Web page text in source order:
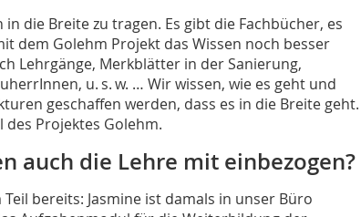
in die Breite zu tragen. Es gibt die Fachbücher, es
dem Golehm Projekt das Wissen noch besser
Lehrgänge, Merkblätter in der Sanierung,
u. s. w. … Wir wissen, wie es geht und
geschaffen werden, dass es in die Breite geht.
des Projektes Golehm.
auch die Lehre mit einbezogen?
bereits: Jasmine ist damals in unser Büro